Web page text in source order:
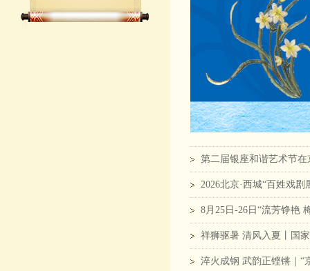
第二届银座和谐艺术节在
2026北京·西城“百姓戏
8月25日-26日“流芳铮艳
祥狮驱暑 清风入夏丨国
淬火成钢 武韵正铿锵｜“